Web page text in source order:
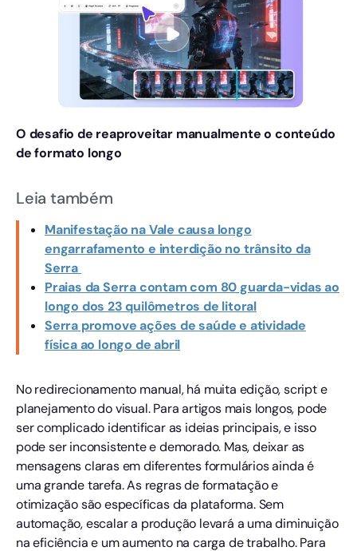
O desafio de reaproveitar manualmente o conteúdo
de formato longo
Leia também
Manifestação na Vale causa longo
engarrafamento e interdição no trânsito da
Serra
Praias da Serra contam com 80 guarda-vidas ao
longo dos 23 quilômetros de litoral
Serra promove ações de saúde e atividade
física ao longo de abril
No redirecionamento manual, há muita edição, script e
planejamento do visual. Para artigos mais longos, pode
ser complicado identificar as ideias principais, e isso
pode ser inconsistente e demorado. Mas, deixar as
mensagens claras em diferentes formulários ainda é
uma grande tarefa. As regras de formatação e
otimização são específicas da plataforma. Sem
automação, escalar a produção levará a uma diminuição
na eficiência e um aumento na carga de trabalho. Para